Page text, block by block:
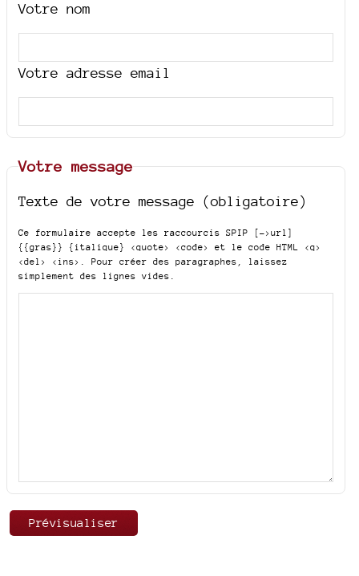
Votre nom
Votre adresse email
Votre message
Texte de votre message (obligatoire)
Ce formulaire accepte les raccourcis SPIP
[->url]
{{gras}} {italique} <quote> <code>
et le code HTML <q>
<del> <ins>
. Pour créer des paragraphes, laissez
simplement des lignes vides.